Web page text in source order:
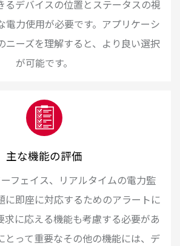
るデバイスの位置とステータスの視
電力使用が必要です。アプリケーシ
ニーズを理解すると、より良い選択
が可能です。
主な機能の評価
フェイス、リアルタイムの電力監
に即座に対応するためのアラートに
求に応える機能も考慮する必要があ
とって重要なその他の機能には、デ